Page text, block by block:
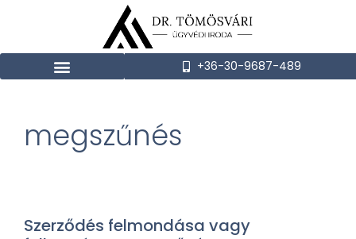
+36-30-9687-489
megszűnés
Szerződés felmondása vagy